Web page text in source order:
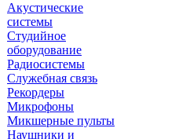
Акустические
системы
Студийное
оборудование
Радиосистемы
Служебная связь
Рекордеры
Микрофоны
Микшерные пульты
Наушники и